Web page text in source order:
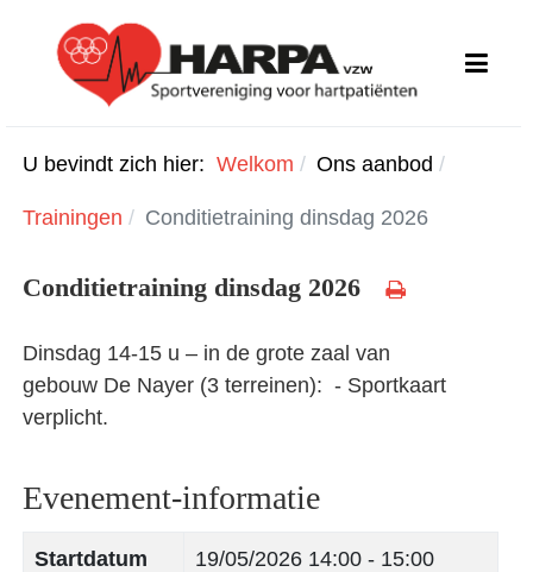
U bevindt zich hier: Welkom Ons aanbod
Trainingen Conditietraining dinsdag 2026
Conditietraining dinsdag 2026
Dinsdag 14-15 u – in de grote zaal van
gebouw De Nayer (3 terreinen): - Sportkaart
verplicht.
Evenement-informatie
Startdatum 19/05/2026 14:00 - 15:00